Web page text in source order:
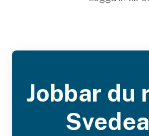
Jobbar du